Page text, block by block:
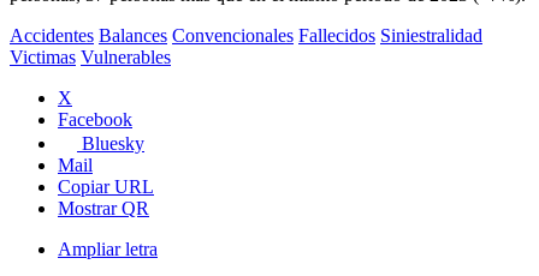
Accidentes Balances Convencionales Fallecidos Siniestralidad
Victimas Vulnerables
X
Facebook
Bluesky
Mail
Copiar URL
Mostrar QR
Ampliar letra